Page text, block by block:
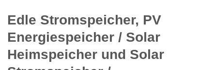
Edle Stromspeicher, PV
Energiespeicher / Solar
Heimspeicher und Solar